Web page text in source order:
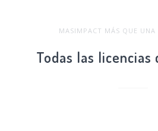
MASIMPACT MÁS QUE UNA
Todas las licencias